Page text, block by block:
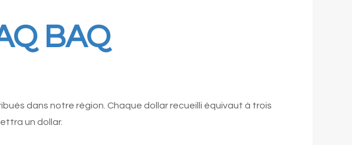
BAQ
dans notre région. Chaque dollar recueilli équivaut à trois
un dollar.